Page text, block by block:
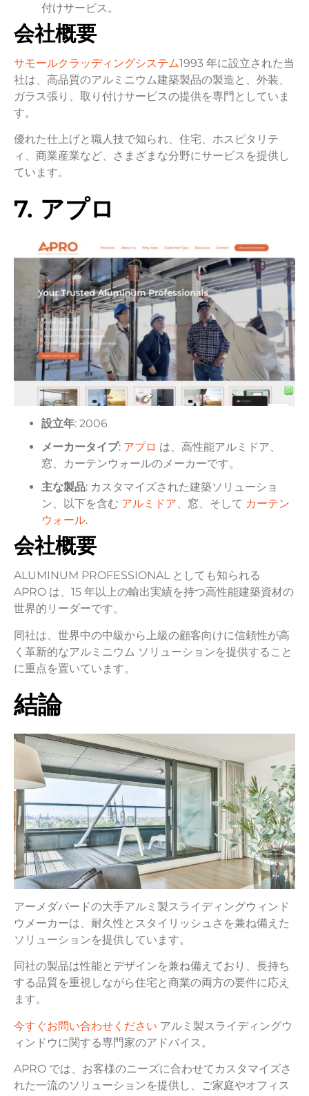
付けサービス。
会社概要
サモールクラッディングシステム1993 年に設立された当
社は、高品質のアルミニウム建築製品の製造と、外装、
ガラス張り、取り付けサービスの提供を専門としていま
す。
優れた仕上げと職人技で知られ、住宅、ホスピタリテ
ィ、商業産業など、さまざまな分野にサービスを提供し
ています。
7. アプロ
設立年: 2006
メーカータイプ: アプロ は、高性能アルミドア、
窓、カーテンウォールのメーカーです。
主な製品: カスタマイズされた建築ソリューショ
ン、以下を含む アルミドア、窓、そして カーテン
ウォール.
会社概要
ALUMINUM PROFESSIONAL としても知られる
APRO は、15 年以上の輸出実績を持つ高性能建築資材の
世界的リーダーです。
同社は、世界中の中級から上級の顧客向けに信頼性が高
く革新的なアルミニウム ソリューションを提供すること
に重点を置いています。
結論
アーメダバードの大手アルミ製スライディングウィンド
ウメーカーは、耐久性とスタイリッシュさを兼ね備えた
ソリューションを提供しています。
同社の製品は性能とデザインを兼ね備えており、長持ち
する品質を重視しながら住宅と商業の両方の要件に応え
ます。
今すぐお問い合わせください アルミ製スライディングウ
ィンドウに関する専門家のアドバイス。
APRO では、お客様のニーズに合わせてカスタマイズさ
れた一流のソリューションを提供し、ご家庭やオフィス